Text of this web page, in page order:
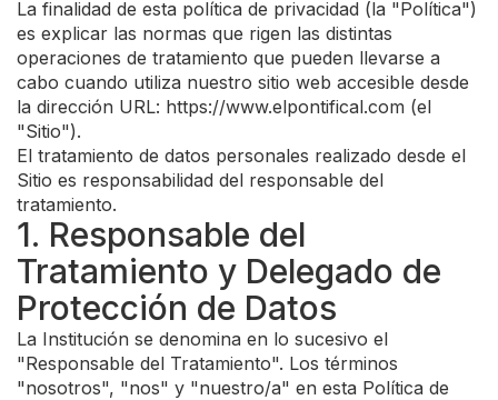
La finalidad de esta política de privacidad (la "Política")
es explicar las normas que rigen las distintas
operaciones de tratamiento que pueden llevarse a
cabo cuando utiliza nuestro sitio web accesible desde
la dirección URL: https://www.elpontifical.com (el
"Sitio").
El tratamiento de datos personales realizado desde el
Sitio es responsabilidad del responsable del
tratamiento.
1. Responsable del
Tratamiento y Delegado de
Protección de Datos
La Institución se denomina en lo sucesivo el
"Responsable del Tratamiento". Los términos
"nosotros", "nos" y "nuestro/a" en esta Política de